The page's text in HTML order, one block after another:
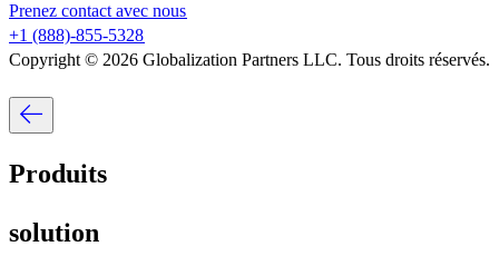
Prenez contact avec nous​​
+1 (888)-855-5328​​
Copyright © 2026 Globalization Partners LLC. Tous droits réservés.​​
Produits​​
solution​​